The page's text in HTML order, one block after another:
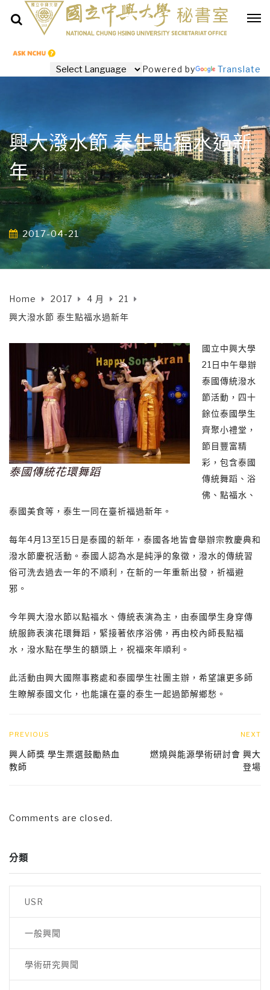
Powered by Translate
興大潑水節 泰生點福水過新
年
2017-04-21
Home 2017 4 月
21
興大潑水節 泰生點福水過新年
泰國傳統花環舞蹈
國立中興大學
21日中午舉辦
泰國傳統潑水
節活動，四十
餘位泰國學生
齊聚小禮堂，
節目豐富精
彩，包含泰國
傳統舞蹈、浴
佛、點福水、
泰國美食等，泰生一同在臺祈福過新年。
每年4月13至15日是泰國的新年，泰國各地皆會舉辦宗教慶典和
潑水節慶祝活動。泰國人認為水是純淨的象徵，潑水的傳統習
俗可洗去過去一年的不順利，在新的一年重新出發，祈福避
邪。
今年興大潑水節以點福水、傳統表演為主，由泰國學生身穿傳
統服飾表演花環舞蹈，緊接著依序浴佛，再由校內師長點福
水，潑水點在學生的額頭上，祝福來年順利。
此活動由興大國際事務處和泰國學生社團主辦，希望讓更多師
生瞭解泰國文化，也能讓在臺的泰生一起過節解鄉愁。
PREVIOUS
興人師獎 學生票選鼓勵熱血
教師
NEXT
燃燒與能源學術研討會 興大
登場
Comments are closed.
分類
USR
一般興聞
學術研究興聞